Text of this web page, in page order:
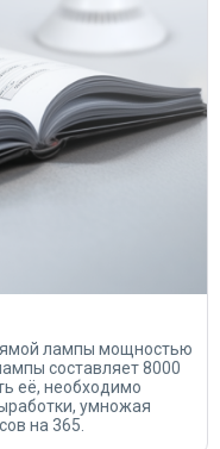
лампы мощностью
составляет 8000
её, необходимо
умножая
на 365.